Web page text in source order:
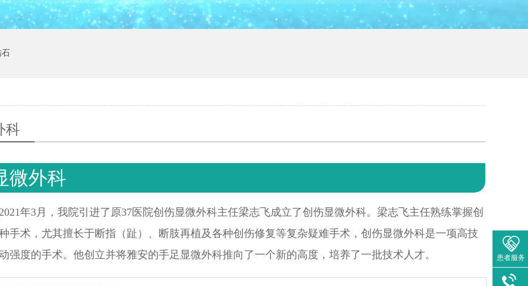
石
科
微外科
年3月，我院引进了原37医院创伤显微外科主任梁志飞成立了创伤显微外科。梁志飞主任熟练掌握创
手术，尤其擅长于断指（趾）、断肢再植及各种创伤修复等复杂疑难手术，创伤显微外科是一项高技
强度的手术。他创立并将雅安的手足显微外科推向了一个新的高度，培养了一批技术人才。
患者服务